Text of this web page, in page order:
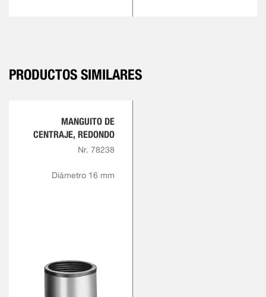
PRODUCTOS SIMILARES
MANGUITO DE
CENTRAJE, REDONDO
Nr. 78238
Diámetro 16 mm